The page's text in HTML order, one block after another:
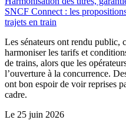
SNCF Connect : les
trajets en train
Les sénateurs ont rendu public,
harmoniser les tarifs et
de trains, alors que les
l’ouverture à la concurrence.
ont bon espoir de voir reprises
cadre.
Le 25 juin 2026